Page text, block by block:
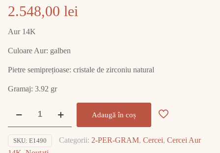
2.548,00 lei
Aur 14K
Culoare Aur: galben
Pietre semiprețioase: cristale de zirconiu natural
Gramaj: 3.92 gr
14K
Adaugă în coș
SKU: E1490 Categorii: 2-PER-GRAM, Cercei, Cercei Aur